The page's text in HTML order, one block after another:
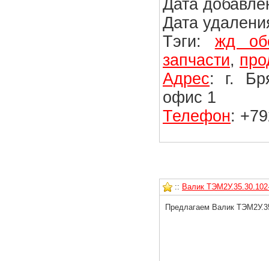
Дата
Дата
Тэги: жд
запчасти,
Адрес: г.
офис 1
Телефон:
:: Валик
Предлагаем Валик